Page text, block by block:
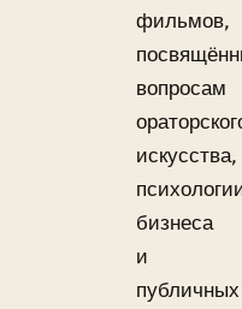
фильмов,
вопросам
искусства,
бизнеса
и
публичных